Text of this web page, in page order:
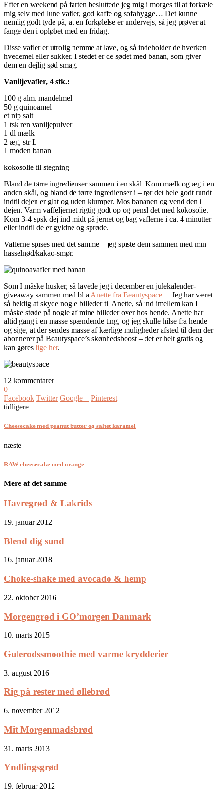
Efter en weekend på farten besluttede jeg mig i morges til at forkæle
mig selv med lune vafler, god kaffe og sofahygge… Det kunne
nemlig godt tyde på, at en forkølelse er undervejs, så jeg prøver at
fange den i opløbet med en fridag.
Disse vafler er utrolig nemme at lave, og så indeholder de hverken
hvedemel eller sukker. I stedet er de sødet med banan, som giver
dem en dejlig sød smag.
Vaniljevafler, 4 stk.:
100 g alm. mandelmel
50 g quinoamel
et nip salt
1 tsk ren vaniljepulver
1 dl mælk
2 æg, str L
1 moden banan
kokosolie til stegning
Bland de tørre ingredienser sammen i en skål. Kom mælk og æg i en
anden skål, og bland de tørre ingredienser i – rør det hele godt rundt
indtil dejen er glat og uden klumper. Mos bananen og vend den i
dejen. Varm vaffeljernet rigtig godt op og pensl det med kokosolie.
Kom 3-4 spsk dej ind midt på jernet og bag vaflerne i ca. 4 minutter
eller indtil de er gyldne og sprøde.
Vaflerne spises med det samme – jeg spiste dem sammen med min
hasselnød/kakao-smør.
Som I måske husker, så lavede jeg i december en julekalender-
giveaway sammen med bl.a Anette fra Beautyspace… Jeg har været
så heldig at skyde nogle billeder til Anette, så ind imellem kan I
måske støde på nogle af mine billeder over hos hende. Anette har
altid gang i en masse spændende ting, og jeg skulle hilse fra hende
og sige, at der sendes masse af kærlige muligheder afsted til dem der
abonnerer på Beautyspace’s skønhedsboost – det er helt gratis og
kan gøres lige her.
12 kommentarer
0
Facebook Twitter Google + Pinterest
tidligere
Cheesecake med peanut butter og saltet karamel
næste
RAW cheesecake med orange
Mere af det samme
Havregrød & Lakrids
19. januar 2012
Blend dig sund
16. januar 2018
Choke-shake med avocado & hemp
22. oktober 2016
Morgengrød i GO’morgen Danmark
10. marts 2015
Gulerodssmoothie med varme krydderier
3. august 2016
Rig på rester med øllebrød
6. november 2012
Mit Morgenmadsbrød
31. marts 2013
Yndlingsgrød
19. februar 2012